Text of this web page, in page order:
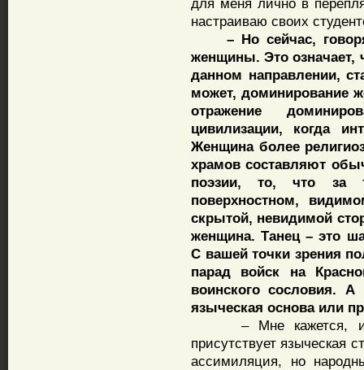
для меня лично в
настраиваю своих
– Но сейчас,
женщины. Это означает,
данном направлении,
может, доминирование
отражение
цивилизации, когда
Женщина более
храмов составляют
поэзии, то, что за
поверхностном,
скрытой, невидимой
женщина. Танец – это
С вашей точки зрения
парад войск на
воинского сословия. А
языческая основа или
– Мне кажется,
присутствует языческая
ассимиляция, но